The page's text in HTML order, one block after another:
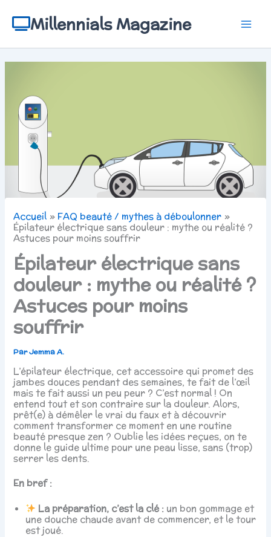
contenuMillennials Magazine
Accueil
FAQ beauté / mythes à déboulonner
Épilateur électrique sans douleur : mythe ou réalité ?
Astuces pour moins souffrir
Épilateur électrique sans
douleur : mythe ou réalité ?
Astuces pour moins
souffrir
ParJemma A.
L’épilateur électrique, cet accessoire qui promet des
jambes douces pendant des semaines, te fait de l’œil
mais te fait aussi un peu peur ? C’est normal ! On
entend tout et son contraire sur la douleur. Alors,
prêt(e) à démêler le vrai du faux et à découvrir
comment transformer ce moment en une routine
beauté presque zen ? Oublie les idées reçues, on te
donne le guide ultime pour une peau lisse, sans (trop)
serrer les dents.
En bref :
La préparation, c’est la clé : un bon gommage et
une douche chaude avant de commencer, et le tour
est joué.